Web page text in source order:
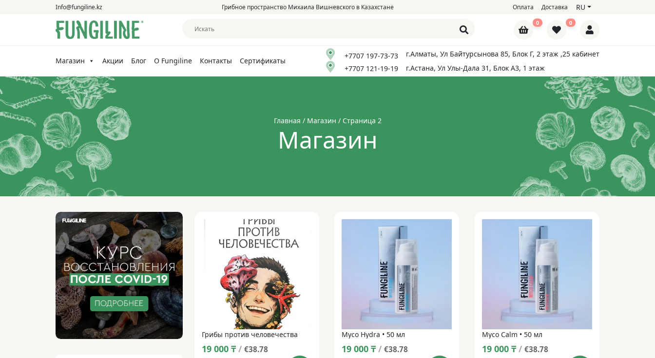
Info@fungiline.kz Грибное пространство Михаила Вишневского в Казахстане Оплата Доставка RU
0 0
Магазин Акции Блог О Fungiline Контакты Сертификаты
+7707 197-73-73
+7707 121-19-19
г.Алматы, Ул Байтурсынова 85, Блок Г, 2 этаж ,25 кабинет
г.Астана, Ул Улы-Дала 31, Блок А3, 1 этаж
Главная / Магазин / Страница 2
Магазин
Грибы против человечества
19 000 ₸ / €38.78
Myco Hydra • 50 мл
19 000₸ / €38.78
Myco Calm • 50 мл
19 000 ₸ / €38.78